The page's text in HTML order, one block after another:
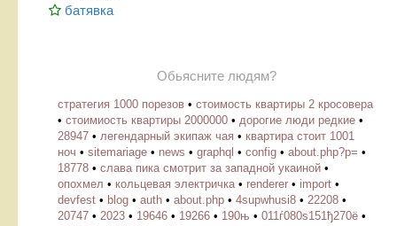
батявка
Обьясните людям?
стратегия 1000 порезов • стоимость квартиры 2 кросовера
• стоимиость квартиры 2000000 • дорогие люди редкие •
28947 • легендарный экипаж чая • квартира стоит 1001
ноч • sitemariage • news • graphql • config • about.php?p= •
18778 • слава пика смотрит за западной укаиной •
опохмел • кольцевая электричка • renderer • import •
devfest • blog • auth • about.php • 4supwhusi8 • 22208 •
20747 • 2023 • 19646 • 19266 • 190њ • 011ѓ080ѕ151ђ270ё •